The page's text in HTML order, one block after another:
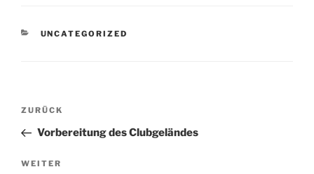
KATEGORIEN
UNCATEGORIZED
Beitragsnavigation
Vorheriger
Beitrag
ZURÜCK
Vorbereitung des Clubgeländes
Nächster
WEITER